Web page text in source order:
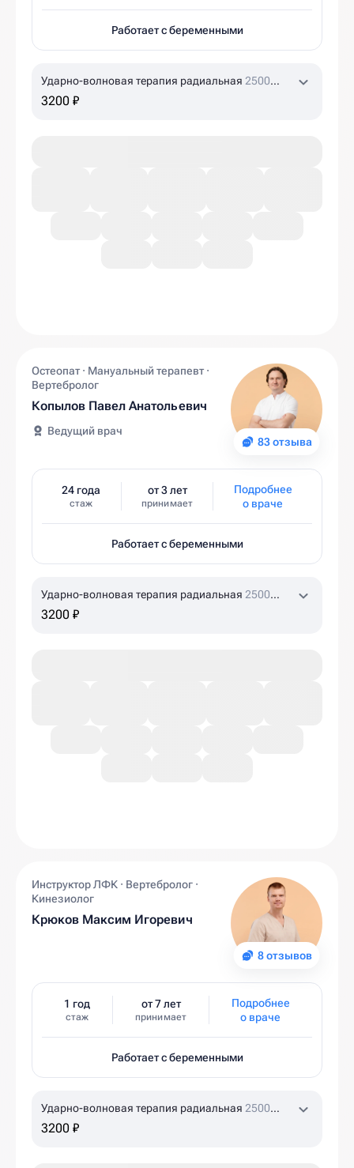
Работает с беременными
Ударно-волновая терапия радиальная 2500
ударов
3200 ₽
83 отзыва
Остеопат · Мануальный терапевт ·
Вертебролог
Копылов Павел Анатольевич
Ведущий врач
24 года
стаж
от 3 лет
принимает
Подробнее
о враче
Работает с беременными
Ударно-волновая терапия радиальная 2500
ударов
3200 ₽
8 отзывов
Инструктор ЛФК · Вертебролог ·
Кинезиолог
Крюков Максим Игоревич
1 год
стаж
от 7 лет
принимает
Подробнее
о враче
Работает с беременными
Ударно-волновая терапия радиальная 2500
ударов
3200 ₽